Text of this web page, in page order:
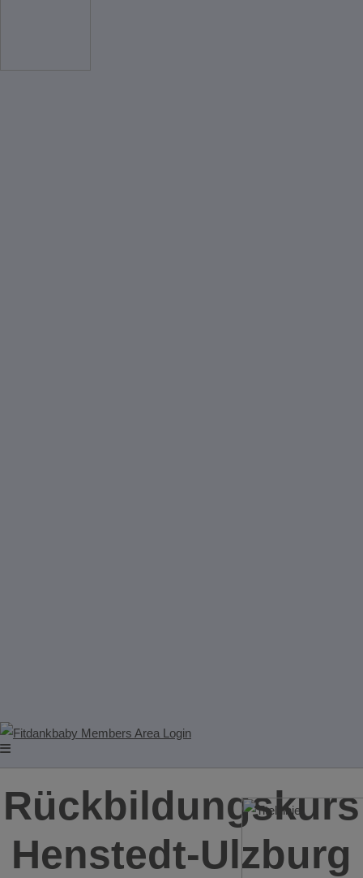
Rückbildungskurs
Henstedt-Ulzburg